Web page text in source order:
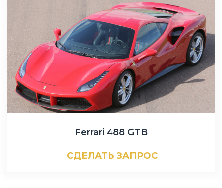
Ferrari 488 GTB
СДЕЛАТЬ ЗАПРОС